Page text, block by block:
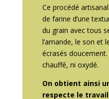
Ce procédé
de farine d’une
du grain avec tous
l’amande, le son et
écrasés doucement.
chauffé, ni oxydé.
On obtient ainsi
respecte le